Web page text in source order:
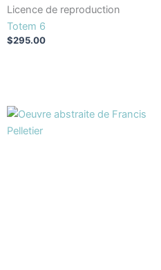
Licence de reproduction
Totem 6
$295.00